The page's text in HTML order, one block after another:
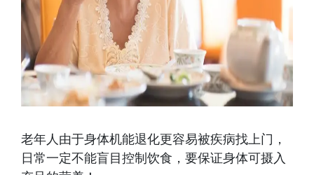
老年人由于身体机能退化更容易被疾病找上门，
日常一定不能盲目控制饮食，要保证身体可摄入